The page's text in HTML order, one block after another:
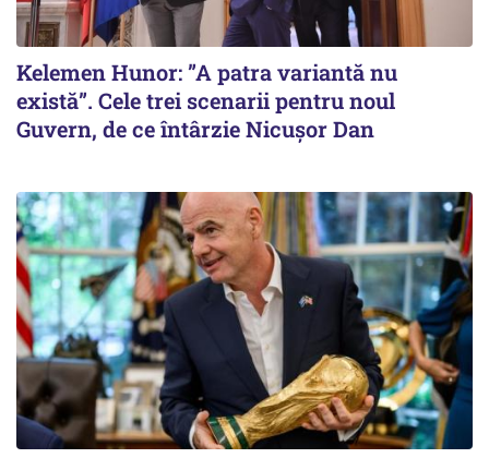
Kelemen Hunor: ”A patra variantă nu
există”. Cele trei scenarii pentru noul
Guvern, de ce întârzie Nicușor Dan